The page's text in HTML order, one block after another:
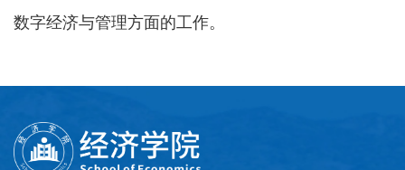
数字经济与管理方面的工作。